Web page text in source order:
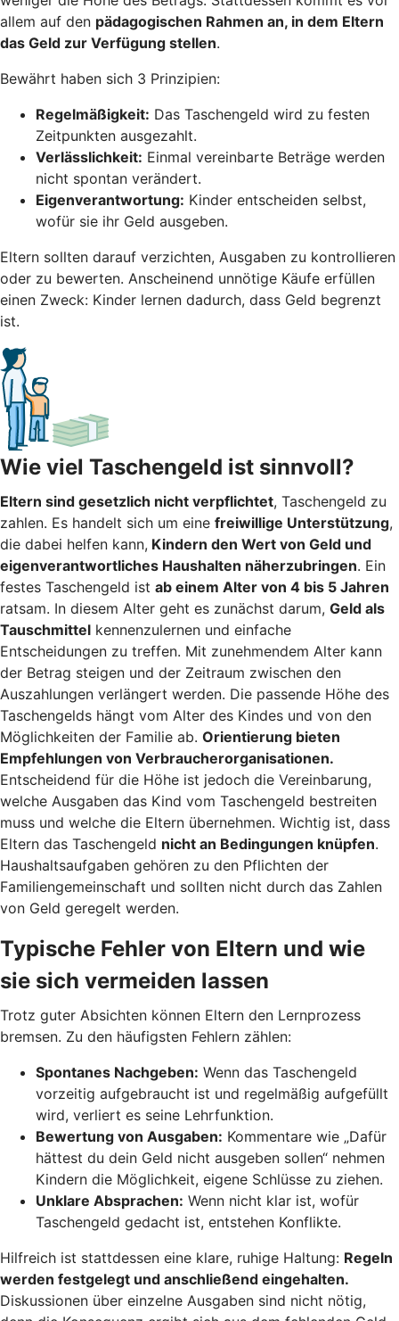
allem auf den pädagogischen Rahmen an, in dem Eltern
das Geld zur Verfügung stellen.
Bewährt haben sich 3 Prinzipien:
Regelmäßigkeit: Das Taschengeld wird zu festen
Zeitpunkten ausgezahlt.
Verlässlichkeit: Einmal vereinbarte Beträge werden
nicht spontan verändert.
Eigenverantwortung: Kinder entscheiden selbst,
wofür sie ihr Geld ausgeben.
Eltern sollten darauf verzichten, Ausgaben zu kontrollieren
oder zu bewerten. Anscheinend unnötige Käufe erfüllen
einen Zweck: Kinder lernen dadurch, dass Geld begrenzt
ist.
Wie viel Taschengeld ist sinnvoll?
Eltern sind gesetzlich nicht verpflichtet, Taschengeld zu
zahlen. Es handelt sich um eine freiwillige Unterstützung,
die dabei helfen kann, Kindern den Wert von Geld und
eigenverantwortliches Haushalten näherzubringen. Ein
festes Taschengeld ist ab einem Alter von 4 bis 5 Jahren
ratsam. In diesem Alter geht es zunächst darum, Geld als
Tauschmittel kennenzulernen und einfache
Entscheidungen zu treffen. Mit zunehmendem Alter kann
der Betrag steigen und der Zeitraum zwischen den
Auszahlungen verlängert werden. Die passende Höhe des
Taschengelds hängt vom Alter des Kindes und von den
Möglichkeiten der Familie ab. Orientierung bieten
Empfehlungen von Verbraucherorganisationen.
Entscheidend für die Höhe ist jedoch die Vereinbarung,
welche Ausgaben das Kind vom Taschengeld bestreiten
muss und welche die Eltern übernehmen. Wichtig ist, dass
Eltern das Taschengeld nicht an Bedingungen knüpfen.
Haushaltsaufgaben gehören zu den Pflichten der
Familiengemeinschaft und sollten nicht durch das Zahlen
von Geld geregelt werden.
Typische Fehler von Eltern und wie
sie sich vermeiden lassen
Trotz guter Absichten können Eltern den Lernprozess
bremsen. Zu den häufigsten Fehlern zählen:
Spontanes Nachgeben: Wenn das Taschengeld
vorzeitig aufgebraucht ist und regelmäßig aufgefüllt
wird, verliert es seine Lehrfunktion.
Bewertung von Ausgaben: Kommentare wie „Dafür
hättest du dein Geld nicht ausgeben sollen“ nehmen
Kindern die Möglichkeit, eigene Schlüsse zu ziehen.
Unklare Absprachen: Wenn nicht klar ist, wofür
Taschengeld gedacht ist, entstehen Konflikte.
Hilfreich ist stattdessen eine klare, ruhige Haltung: Regeln
werden festgelegt und anschließend eingehalten.
Diskussionen über einzelne Ausgaben sind nicht nötig,